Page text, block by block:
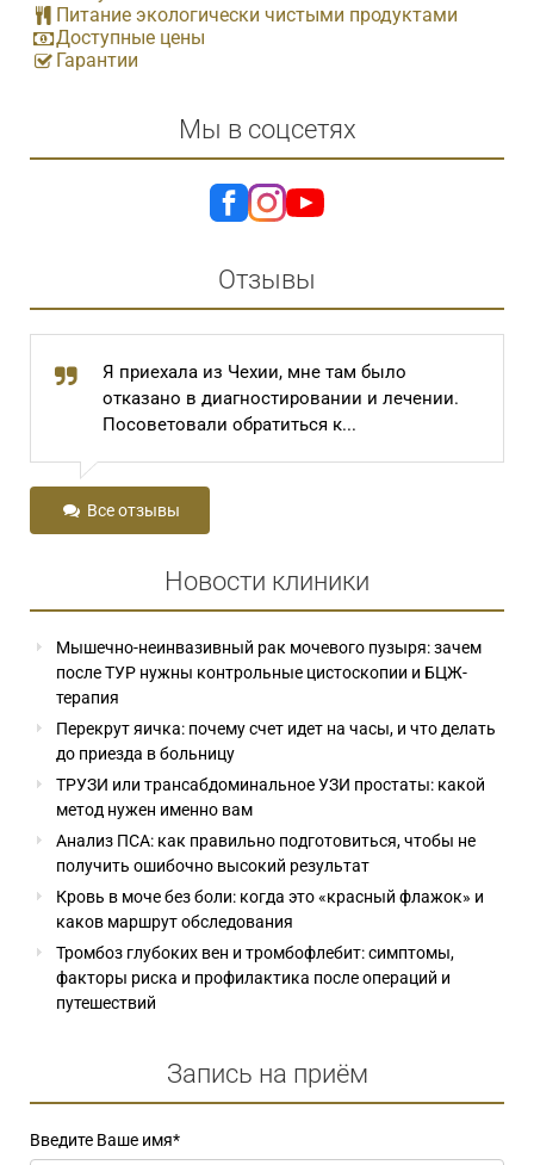
Питание экологически чистыми продуктами
Доступные цены
Гарантии
Мы в соцсетях
Отзывы
Я приехала из Чехии, мне там было
отказано в диагностировании и лечении.
Посоветовали обратиться к...
Все отзывы
Новости клиники
Мышечно-неинвазивный рак мочевого пузыря: зачем
после ТУР нужны контрольные цистоскопии и БЦЖ-
терапия
Перекрут яичка: почему счет идет на часы, и что делать
до приезда в больницу
ТРУЗИ или трансабдоминальное УЗИ простаты: какой
метод нужен именно вам
Анализ ПСА: как правильно подготовиться, чтобы не
получить ошибочно высокий результат
Кровь в моче без боли: когда это «красный флажок» и
каков маршрут обследования
Тромбоз глубоких вен и тромбофлебит: симптомы,
факторы риска и профилактика после операций и
путешествий
Запись на приём
Введите Ваше имя*